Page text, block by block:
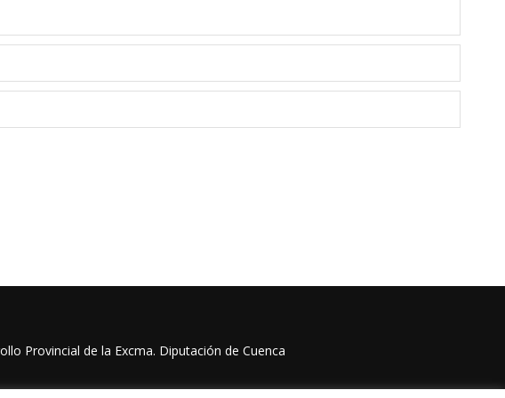
Provincial de la Excma. Diputación de Cuenca